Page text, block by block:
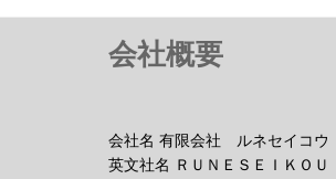
会社概要
会社名 有限会社 ルネセイコウ
英文社名 ＲＵＮＥＳＥＩＫＯ